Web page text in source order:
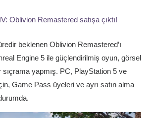
Oblivion Remastered satışa çıktı!
beklenen Oblivion Remastered’ı
Engine 5 ile güçlendirilmiş oyun, görsel
yapmış. PC, PlayStation 5 ve
Game Pass üyeleri ve ayrı satın alma